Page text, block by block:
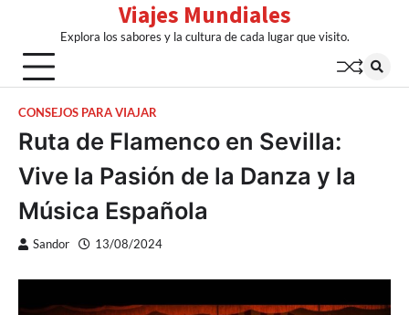
content
Viajes Mundiales
Explora los sabores y la cultura de cada lugar que visito.
CONSEJOS PARA VIAJAR
Ruta de Flamenco en Sevilla:
Vive la Pasión de la Danza y la
Música Española
Sandor 13/08/2024